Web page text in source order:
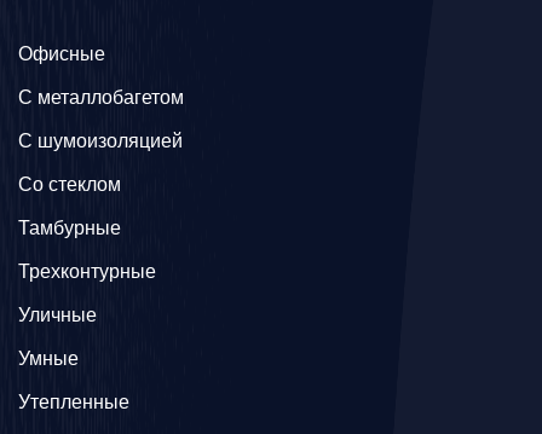
Офисные
C металлобагетом
С шумоизоляцией
Со стеклом
Тамбурные
Трехконтурные
Уличные
Умные
Утепленные